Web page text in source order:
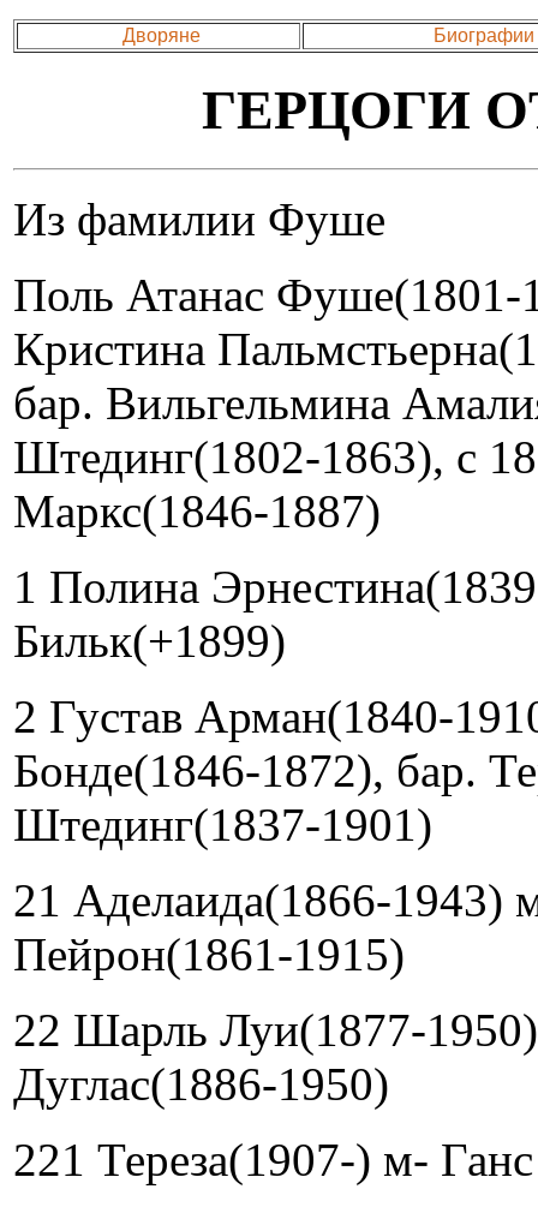
Дворяне Биографии
ГЕРЦОГИ
Из фамилии Фуше
Поль Атанас Фуше(1801-
Кристина
бар. Вильгельмина
Штединг(1802-1863), с
Маркс(1846-1887)
1 Полина
Бильк(+1899)
2 Густав Арман(1840-
Бонде(1846-1872), бар.
Штединг(1837-1901)
21 Аделаида(1866-1943)
Пейрон(1861-1915)
22 Шарль Луи(1877-
Дуглас(1886-1950)
221 Тереза(1907-) м-